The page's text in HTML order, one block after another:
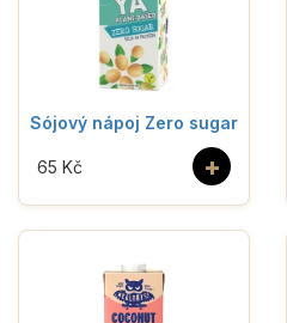
Sójový nápoj Zero sugar
+
65 Kč